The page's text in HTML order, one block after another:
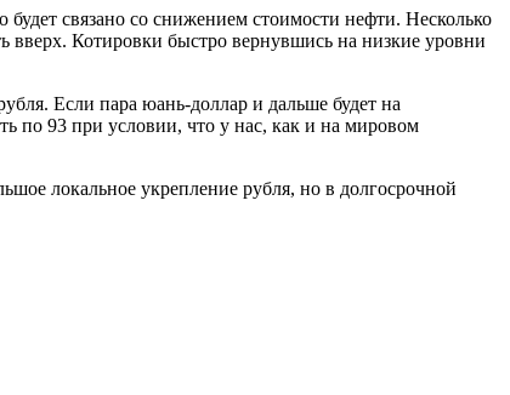
связано со снижением стоимости нефти. Несколько
вверх. Котировки быстро вернувшись на низкие уровни
Если пара юань-доллар и дальше будет на
по 93 при условии, что у нас, как и на мировом
локальное укрепление рубля, но в долгосрочной